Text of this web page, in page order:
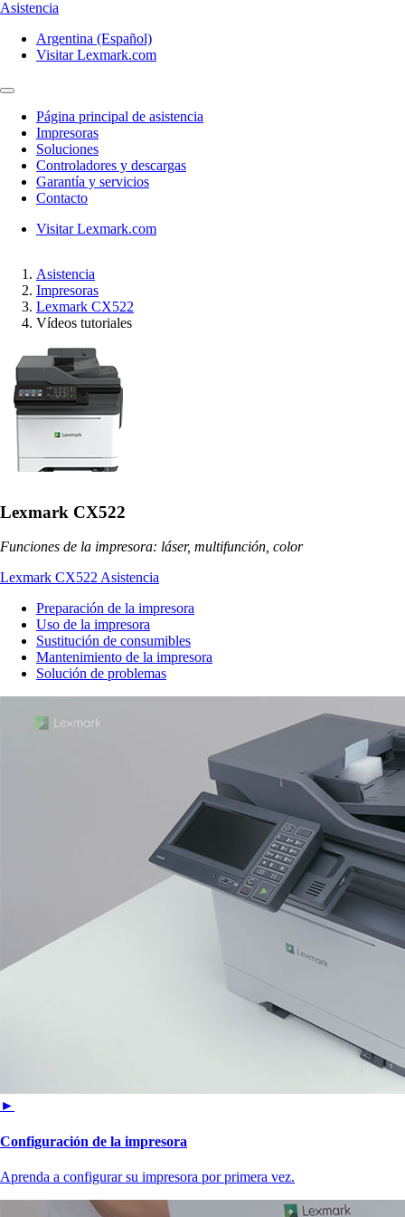
Asistencia
Argentina (Español)
Visitar Lexmark.com
Página principal de asistencia
Impresoras
Soluciones
Controladores y descargas
Garantía y servicios
Contacto
Visitar Lexmark.com
Asistencia
Impresoras
Lexmark CX522
Vídeos tutoriales
Lexmark CX522
Funciones de la impresora: láser, multifunción, color
Lexmark CX522 Asistencia
Preparación de la impresora
Uso de la impresora
Sustitución de consumibles
Mantenimiento de la impresora
Solución de problemas
►
Configuración de la impresora
Aprenda a configurar su impresora por primera vez.